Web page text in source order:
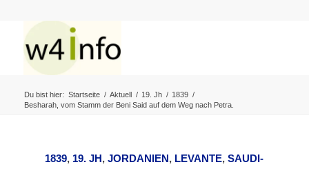
Du bist hier: Startseite / Aktuell / 19. Jh / 1839 /
Besharah, vom Stamm der Beni Said auf dem Weg nach Petra.
1839, 19. JH,JORDANIEN, LEVANTE,SAUDI-